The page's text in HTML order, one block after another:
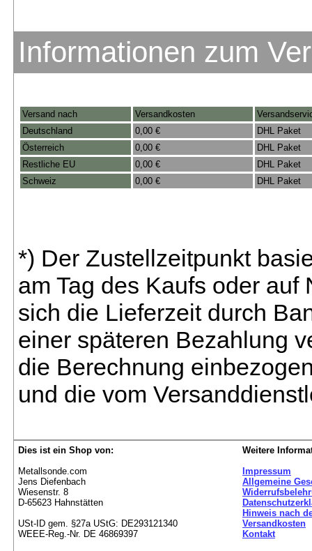
Informationen zum
Versand nach Versandkosten
Deutschland
0,00 €
DHL Paket
Österreich
0,00 €
DHL Paket
Restliche EU
0,00 €
DHL Paket
Schweiz
0,00 € DHL Paket
*) Der Zustellzeitpunkt
am Tag des Kaufs oder
sich die Lieferzeit durch
einer späteren Bezahlung
die Berechnung
und die vom
Dies ist ein Shop von:
Metallsonde.com
Jens Diefenbach
Wiesenstr. 8
D-65623 Hahnstätten
USt-ID gem. §27a UStG: DE293121340
WEEE-Reg.-Nr. DE 46869397
Weitere
Impressum
Allgemeine
Hinweis nach
Versandkosten
Kontakt